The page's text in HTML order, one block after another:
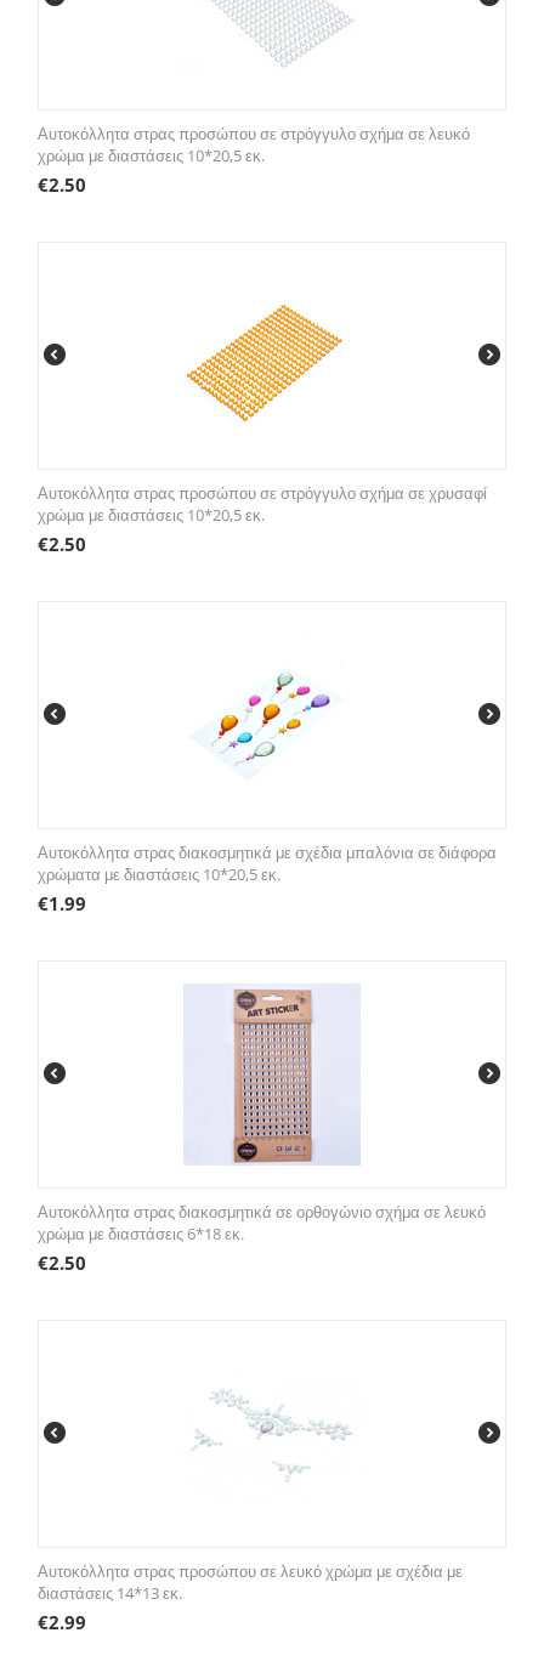
Αυτοκόλλητα στρας προσώπου σε στρόγγυλο σχήμα σε λευκό
χρώμα με διαστάσεις 10*20,5 εκ.
€2.50
Αυτοκόλλητα στρας προσώπου σε στρόγγυλο σχήμα σε χρυσαφί
χρώμα με διαστάσεις 10*20,5 εκ.
€2.50
Αυτοκόλλητα στρας διακοσμητικά με σχέδια μπαλόνια σε διάφορα
χρώματα με διαστάσεις 10*20,5 εκ.
€1.99
Αυτοκόλλητα στρας διακοσμητικά σε ορθογώνιο σχήμα σε λευκό
χρώμα με διαστάσεις 6*18 εκ.
€2.50
Αυτοκόλλητα στρας προσώπου σε λευκό χρώμα με σχέδια με
διαστάσεις 14*13 εκ.
€2.99